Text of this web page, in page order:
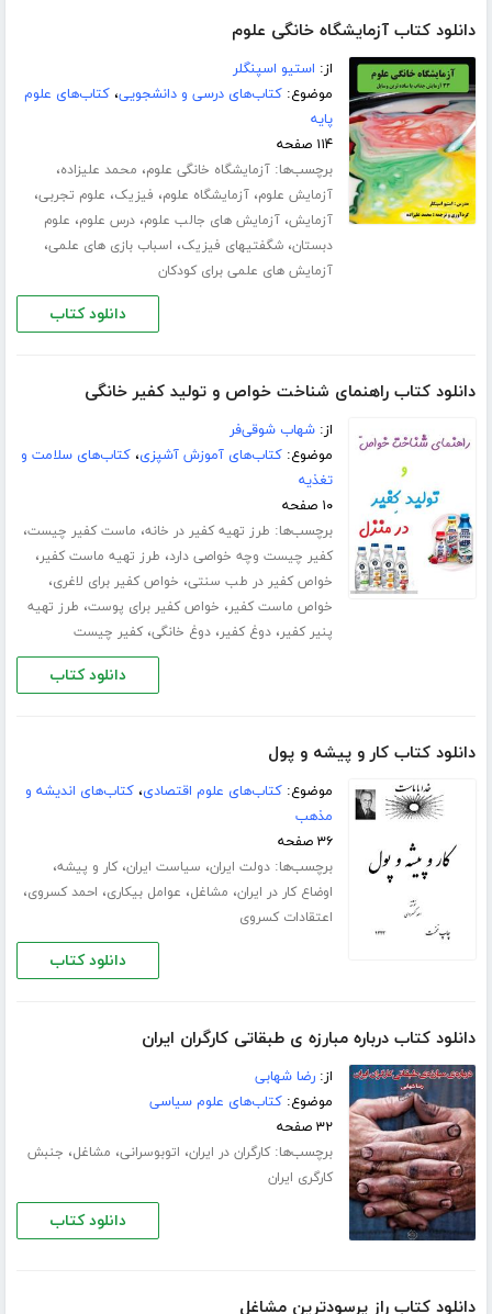
دانلود کتاب آزمایشگاه خانگی علوم
از: استیو اسپنگلر
موضوع:کتاب‌های درسی و دانشجویی،کتاب‌های علوم
پایه
۱۱۴ صفحه
برچسب‌ها:آزمایشگاه خانگی علوم، محمد علیزاده،
آزمایش علوم،آزمایشگاه علوم، فیزیک، علوم تجربی،
آزمایش،آزمایش های جالب علوم،درس علوم، علوم
دبستان،شگفتیهای فیزیک، اسباب بازی های علمی،
آزمایش های علمی برای کودکان
دانلود کتاب
دانلود کتاب راهنمای شناخت خواص و تولید کفیر خانگی
از:شهاب شوقی‌فر
موضوع:کتاب‌های آموزش آشپزی،کتاب‌های سلامت و
تغذیه
۱۰ صفحه
برچسب‌ها: طرز تهیه کفیر در خانه، ماست کفیر چیست،
کفیر چیست وچه خواصی دارد، طرز تهیه ماست کفیر،
خواص کفیر در طب سنتی، خواص کفیر برای لاغری،
خواص ماست کفیر، خواص کفیر برای پوست، طرز تهیه
پنیر کفیر،دوغ کفیر،دوغ خانگی،کفیر چیست
دانلود کتاب
دانلود کتاب کار و پیشه و پول
موضوع:کتاب‌های علوم اقتصادی،کتاب‌های اندیشه و
مذهب
۳۶ صفحه
برچسب‌ها:دولت ایران، سیاست ایران،کار و پیشه،
اوضاع کار در ایران، مشاغل، عوامل بیکاری، احمد کسروی،
اعتقادات کسروی
دانلود کتاب
دانلود کتاب درباره مبارزه ی طبقاتی کارگران ایران
از:رضا شهابی
موضوع:کتاب‌های علوم سیاسی
۳۲ صفحه
برچسب‌ها:کارگران در ایران، اتوبوسرانی، مشاغل، جنبش
کارگری ایران
دانلود کتاب
دانلود کتاب راز پرسودترین مشاغل